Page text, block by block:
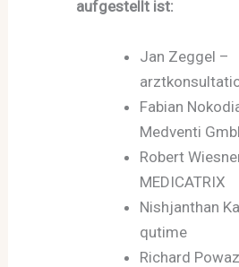
aufgestellt ist:
Jan Zeggel –
Fabian
Medventi
Robert
MEDICATRIX
Nishjanthan
qutime
Richard